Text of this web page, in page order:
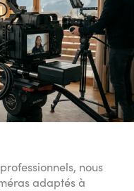
nous
adaptés à